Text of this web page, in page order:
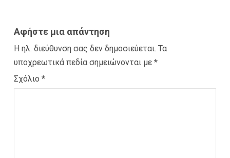
Αφήστε μια απάντηση
Η ηλ. διεύθυνση σας δεν δημοσιεύεται. Τα
υποχρεωτικά πεδία σημειώνονται με *
Σχόλιο *